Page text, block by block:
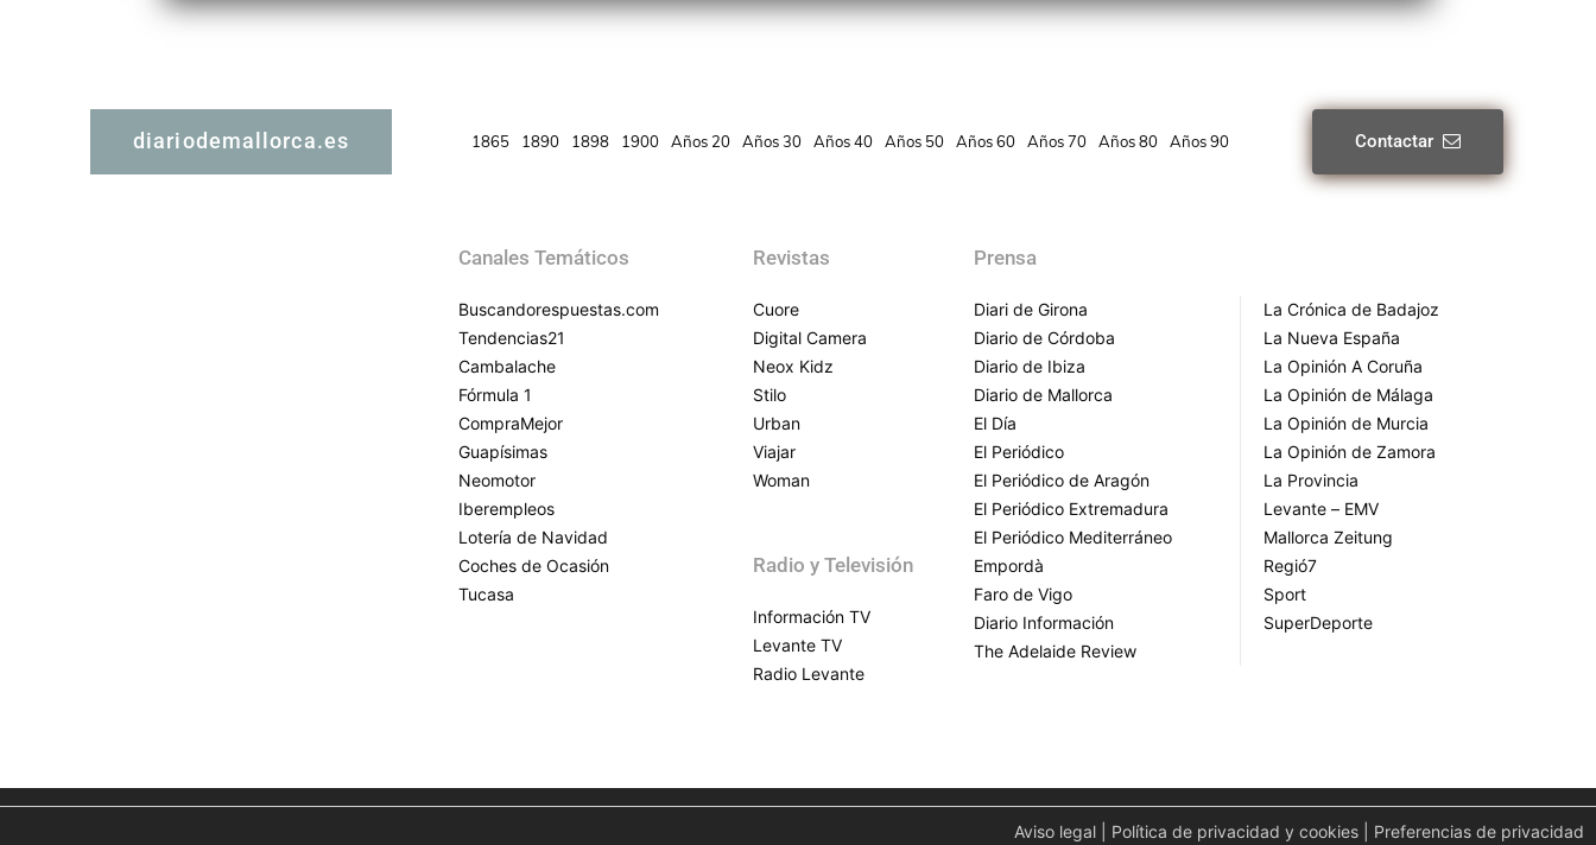
diariodemallorca.es 1865 1890 1898 1900 Años 20 Años 30 Años 40 Años 50 Años 60 Años 70 Años 80 Años 90 Contactar
Canales Temáticos
Buscandorespuestas.com
Tendencias21
Cambalache
Fórmula 1
CompraMejor
Guapísimas
Neomotor
Iberempleos
Lotería de Navidad
Coches de Ocasión
Tucasa
Revistas
Cuore
Digital Camera
Neox Kidz
Stilo
Urban
Viajar
Woman
Radio y Televisión
Información TV
Levante TV
Radio Levante
Prensa
Diari de Girona
Diario de Córdoba
Diario de Ibiza
Diario de Mallorca
El Día
El Periódico
El Periódico de Aragón
El Periódico Extremadura
El Periódico Mediterráneo
Empordà
Faro de Vigo
Diario Información
The Adelaide Review
La Crónica de Badajoz
La Nueva España
La Opinión A Coruña
La Opinión de Málaga
La Opinión de Murcia
La Opinión de Zamora
La Provincia
Levante – EMV
Mallorca Zeitung
Regió7
Sport
SuperDeporte
Aviso legal Política de privacidad y cookies Preferencias de privacidad